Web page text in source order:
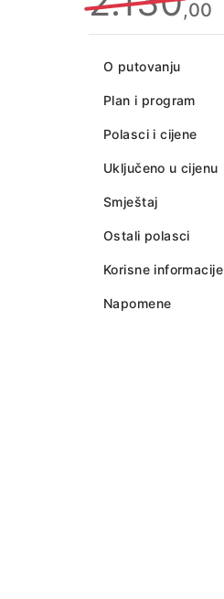
,00
O putovanju
Plan i program
Polasci i cijene
Uključeno u cijenu
Smještaj
Ostali polasci
Korisne informacije
Napomene